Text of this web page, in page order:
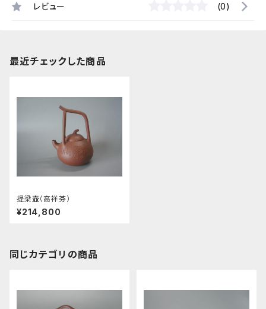
レビュー (0)
最近チェックした商品
提梁壺（高祥芬）
¥214,800
同じカテゴリの商品